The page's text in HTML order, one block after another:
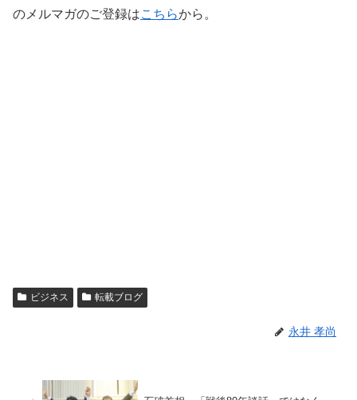
のメルマガのご登録はこちらから。
ビジネス 転載ブログ
永井 孝尚